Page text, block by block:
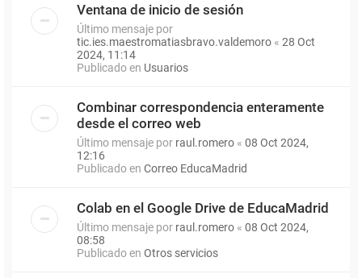
Ventana de inicio de sesión
Último mensaje por
tic.ies.maestromatiasbravo.valdemoro « 28 Oct
2024, 11:14
Publicado en Usuarios
Combinar correspondencia enteramente
desde el correo web
Último mensaje por raul.romero « 08 Oct 2024,
12:16
Publicado en Correo EducaMadrid
Colab en el Google Drive de EducaMadrid
Último mensaje por raul.romero « 08 Oct 2024,
08:58
Publicado en Otros servicios